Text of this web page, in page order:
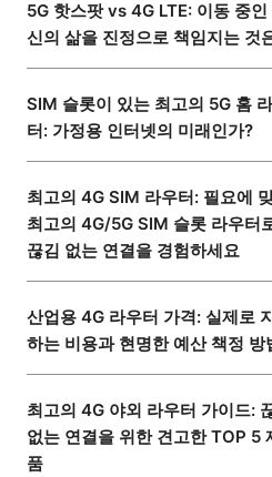
5G 핫스팟 vs 4G LTE: 이동 중인
신의 삶을 진정으로 책임지는 것
SIM 슬롯이 있는 최고의 5G 홈
터: 가정용 인터넷의 미래인가?
최고의 4G SIM 라우터: 필요에
최고의 4G/5G SIM 슬롯 라우터
끊김 없는 연결을 경험하세요
산업용 4G 라우터 가격: 실제로
하는 비용과 현명한 예산 책정 방
최고의 4G 야외 라우터 가이드:
없는 연결을 위한 견고한 TOP 5
품